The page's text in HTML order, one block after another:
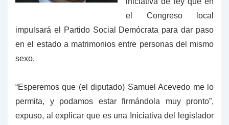
el Congreso local
impulsará el Partido Social Demócrata para dar paso
en el estado a matrimonios entre personas del mismo
sexo.
“Esperemos que (el diputado) Samuel Acevedo me lo
permita, y podamos estar firmándola muy pronto”,
expuso, al explicar que es una Iniciativa del legislador